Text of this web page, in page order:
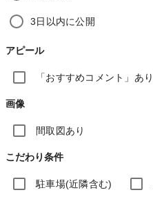
3日以内に公開
アピール
「おすすめコメント」あり
画像
間取図あり
こだわり条件
駐車場(近隣含む)